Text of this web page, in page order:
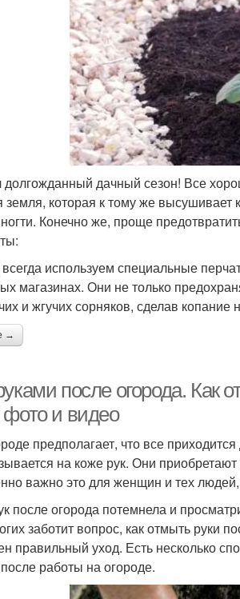
долгожданный дачный сезон! Все
которая к тому же высушивает
Конечно же, проще
используем специальные
магазинах. Они не только
и жгучих сорняков, сделав
→
после огорода. Как
фото и видео
предполагает, что все
на коже рук. Они
важно это для женщин и тех
после огорода потемнела и
заботит вопрос, как отмыть руки
правильный уход. Есть несколько
работы на огороде.